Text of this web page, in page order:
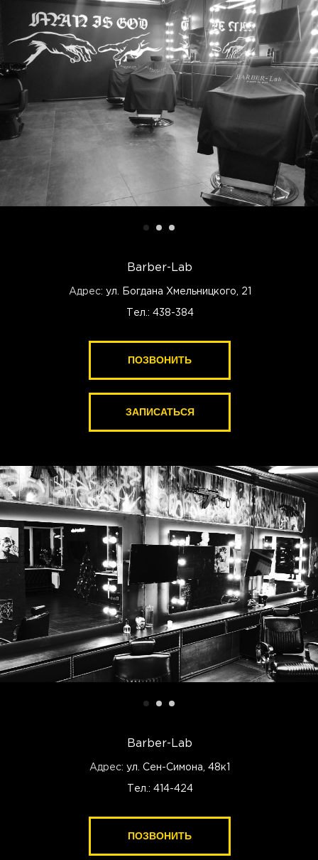
ПОЗВОНИТЬ
Адрес: ул. Богдана Хмельницкого, 21
Barber-Lab
Тел.: 438-384
ПОЗВОНИТЬ
ЗАПИСАТЬСЯ
ПОЗВОНИТЬ
Адрес: ул. Сен-Симона, 48к1
Barber-Lab
Тел.: 414-424
ПОЗВОНИТЬ